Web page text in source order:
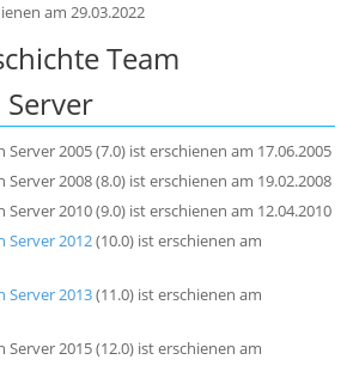
am 29.03.2022
Team
2005 (7.0) ist erschienen am 17.06.2005
2008 (8.0) ist erschienen am 19.02.2008
2010 (9.0) ist erschienen am 12.04.2010
Server 2012(10.0) ist erschienen am
Server 2013(11.0) ist erschienen am
2015 (12.0) ist erschienen am